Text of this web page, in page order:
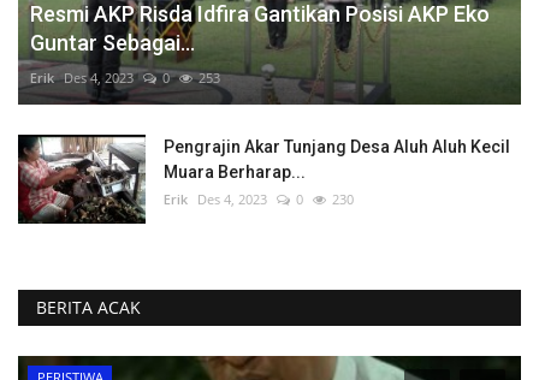
Resmi AKP Risda Idfira Gantikan Posisi AKP Eko
Guntar Sebagai...
Erik Des 4, 2023 0 253
Pengrajin Akar Tunjang Desa Aluh Aluh Kecil
Muara Berharap...
Erik Des 4, 2023 0 230
BERITA ACAK